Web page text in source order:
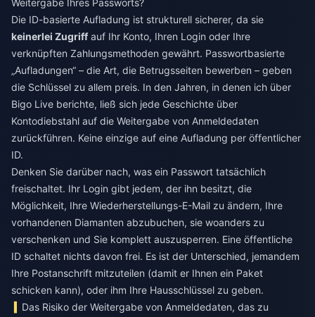
Weitergabe Ihres Passworts?
Die ID-basierte Aufladung ist strukturell sicherer, da sie
keinerlei Zugriffauf Ihr Konto, Ihren Login oder Ihre
verknüpften Zahlungsmethoden gewährt. Passwortbasierte
„Aufladungen“ – die Art, die Betrugsseiten bewerben – geben
die Schlüssel zu allem preis. In den Jahren, in denen ich über
Bigo Live berichte, ließ sich jede Geschichte über
Kontodiebstahl auf die Weitergabe von Anmeldedaten
zurückführen. Keine einzige auf eine Aufladung per öffentlicher
ID.
Denken Sie darüber nach, was ein Passwort tatsächlich
freischaltet. Ihr Login gibt jedem, der ihn besitzt, die
Möglichkeit, Ihre Wiederherstellungs-E-Mail zu ändern, Ihre
vorhandenen Diamanten abzubuchen, sie woanders zu
verschenken und Sie komplett auszusperren. Eine öffentliche
ID schaltet nichts davon frei. Es ist der Unterschied, jemandem
Ihre Postanschrift mitzuteilen (damit er Ihnen ein Paket
schicken kann), oder ihm Ihre Hausschlüssel zu geben.
Das Risiko der Weitergabe von Anmeldedaten, das zu